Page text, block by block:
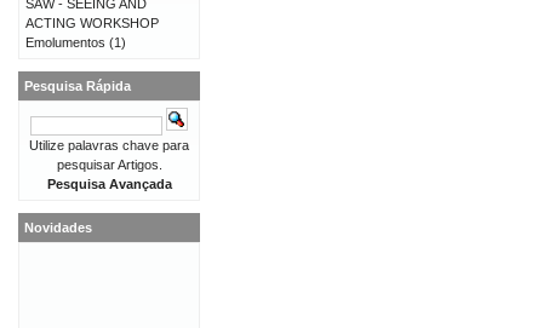
SAW - SEEING AND
ACTING WORKSHOP
Emolumentos (1)
Pesquisa Rápida
Utilize palavras chave para
pesquisar Artigos.
Pesquisa Avançada
Novidades